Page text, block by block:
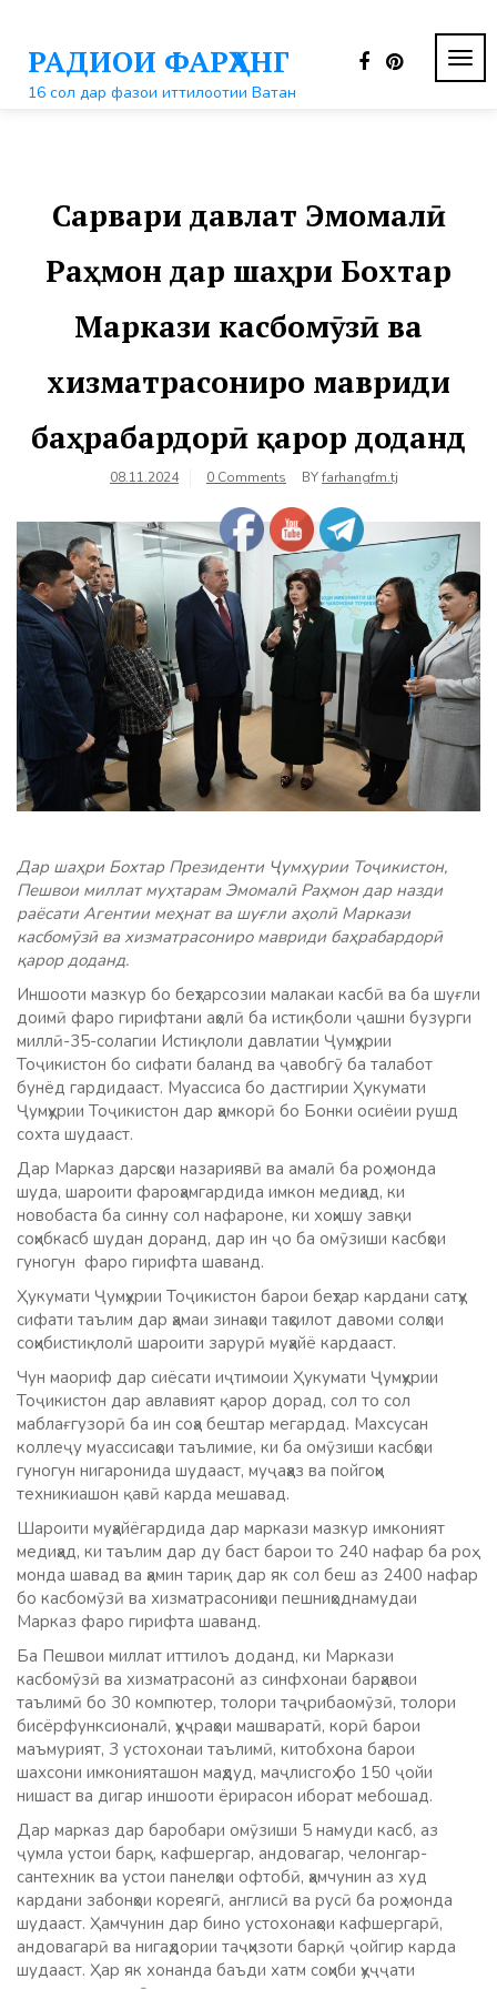
контентуРАДИОИ ФАРҲАНГ
16 сол дар фазои иттилоотии Ватан
Сарвари давлат Эмомалӣ
Раҳмон дар шаҳри Бохтар
Маркази касбомӯзӣ ва
хизматрасониро мавриди
баҳрабардорӣ қарор доданд
08.11.2024 0 Comments BYfarhangfm.tj
Дар шаҳри Бохтар Президенти Ҷумҳурии Тоҷикистон,
Пешвои миллат муҳтарам Эмомалӣ Раҳмон дар назди
раёсати Агентии меҳнат ва шуғли аҳолӣ Маркази
касбомӯзӣ ва хизматрасониро мавриди баҳрабардорӣ
қарор доданд.
Иншооти мазкур бо беҳтарсозии малакаи касбӣ ва ба шуғли
доимӣ фаро гирифтани аҳолӣ ба истиқболи ҷашни бузурги
миллӣ-35-солагии Истиқлоли давлатии Ҷумҳурии
Тоҷикистон бо сифати баланд ва ҷавобгӯ ба талабот
бунёд гардидааст. Муассиса бо дастгирии Ҳукумати
Ҷумҳурии Тоҷикистон дар ҳамкорӣ бо Бонки осиёии рушд
сохта шудааст.
Дар Марказ дарсҳои назариявӣ ва амалӣ ба роҳ монда
шуда, шароити фароҳамгардида имкон медиҳад, ки
новобаста ба синну сол нафароне, ки хоҳишу завқи
соҳибкасб шудан доранд, дар ин ҷо ба омӯзиши касбҳои
гуногун фаро гирифта шаванд.
Ҳукумати Ҷумҳурии Тоҷикистон барои беҳтар кардани сатҳу
сифати таълим дар ҳамаи зинаҳои таҳсилот давоми солҳои
соҳибистиқлолӣ шароити зарурӣ муҳайё кардааст.
Чун маориф дар сиёсати иҷтимоии Ҳукумати Ҷумҳурии
Тоҷикистон дар авлавият қарор дорад, сол то сол
маблағгузорӣ ба ин соҳа бештар мегардад. Махсусан
коллеҷу муассисаҳои таълимие, ки ба омӯзиши касбҳои
гуногун нигаронида шудааст, муҷаҳҳаз ва пойгоҳи
техникиашон қавӣ карда мешавад.
Шароити муҳайёгардида дар маркази мазкур имконият
медиҳад, ки таълим дар ду баст барои то 240 нафар ба роҳ
монда шавад ва ҳамин тариқ дар як сол беш аз 2400 нафар
бо касбомӯзӣ ва хизматрасониҳои пешниҳоднамудаи
Марказ фаро гирифта шаванд.
Ба Пешвои миллат иттилоъ доданд, ки Маркази
касбомӯзӣ ва хизматрасонӣ аз синфхонаи барҳавои
таълимӣ бо 30 компютер, толори таҷрибаомӯзӣ, толори
бисёрфунксионалӣ, ҳуҷраҳои машваратӣ, корӣ барои
маъмурият, 3 устохонаи таълимӣ, китобхона барои
шахсони имконияташон маҳдуд, маҷлисгоҳ бо 150 ҷойи
нишаст ва дигар иншооти ёрирасон иборат мебошад.
Дар марказ дар баробари омӯзиши 5 намуди касб, аз
ҷумла устои барқ, кафшергар, андовагар, челонгар-
сантехник ва устои панелҳои офтобӣ, ҳамчунин аз худ
кардани забонҳои кореягӣ, англисӣ ва русӣ ба роҳ монда
шудааст. Ҳамчунин дар бино устохонаҳои кафшергарӣ,
андовагарӣ ва нигаҳдории таҷҳизоти барқӣ ҷойгир карда
шудааст. Ҳар як хонанда баъди хатм соҳиби ҳуҷҷати